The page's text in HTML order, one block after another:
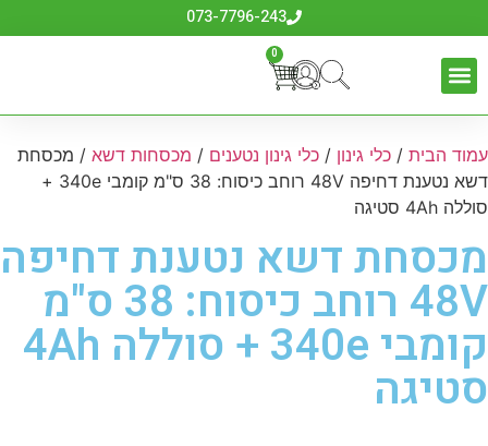
073-7796-243
0
עמוד הבית / כלי גינון / כלי גינון נטענים / מכסחות דשא / מכסחת
דשא נטענת דחיפה 48V רוחב כיסוח: 38 ס"מ קומבי 340e +
סוללה 4Ah סטיגה
מכסחת דשא נטענת דחיפה
48V רוחב כיסוח: 38 ס"מ
קומבי 340e + סוללה 4Ah
סטיגה